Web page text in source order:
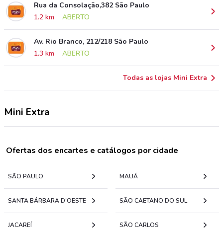
Rua da Consolação,382 São Paulo
1.2 km
ABERTO
Av. Rio Branco, 212/218 São Paulo
1.3 km
ABERTO
Todas as lojas Mini Extra
Mini Extra
Ofertas dos encartes e catálogos por cidade
SÃO PAULO MAUÁ
SANTA BÁRBARA D'OESTE SÃO CAETANO DO SUL
JACAREÍ SÃO CARLOS